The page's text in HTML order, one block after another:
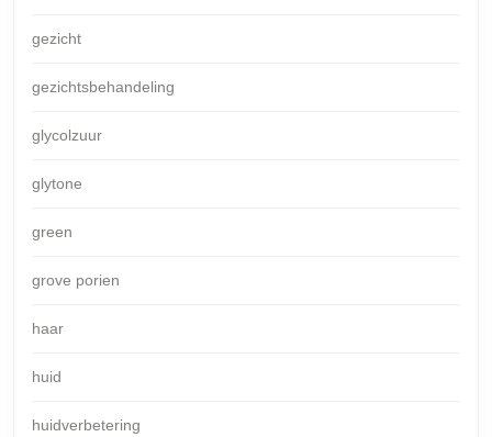
gezicht
gezichtsbehandeling
glycolzuur
glytone
green
grove porien
haar
huid
huidverbetering